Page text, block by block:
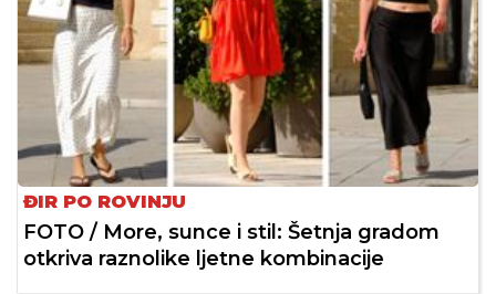
ĐIR PO ROVINJU
FOTO / More, sunce i stil: Šetnja gradom
otkriva raznolike ljetne kombinacije